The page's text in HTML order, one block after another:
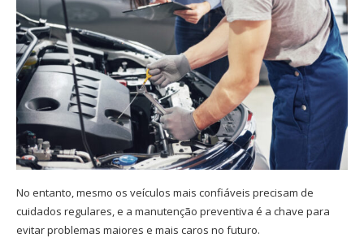
No entanto, mesmo os veículos mais confiáveis precisam de
cuidados regulares, e a manutenção preventiva é a chave para
evitar problemas maiores e mais caros no futuro.